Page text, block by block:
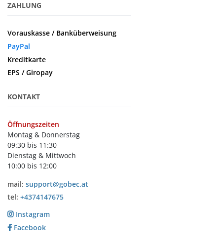
ZAHLUNG
Vorauskasse / Banküberweisung
PayPal
Kreditkarte
EPS / Giropay
KONTAKT
Öffnungszeiten
Montag & Donnerstag
09:30 bis 11:30
Dienstag & Mittwoch
10:00 bis 12:00
mail: support@gobec.at
tel: +4374147675
Instagram
Facebook